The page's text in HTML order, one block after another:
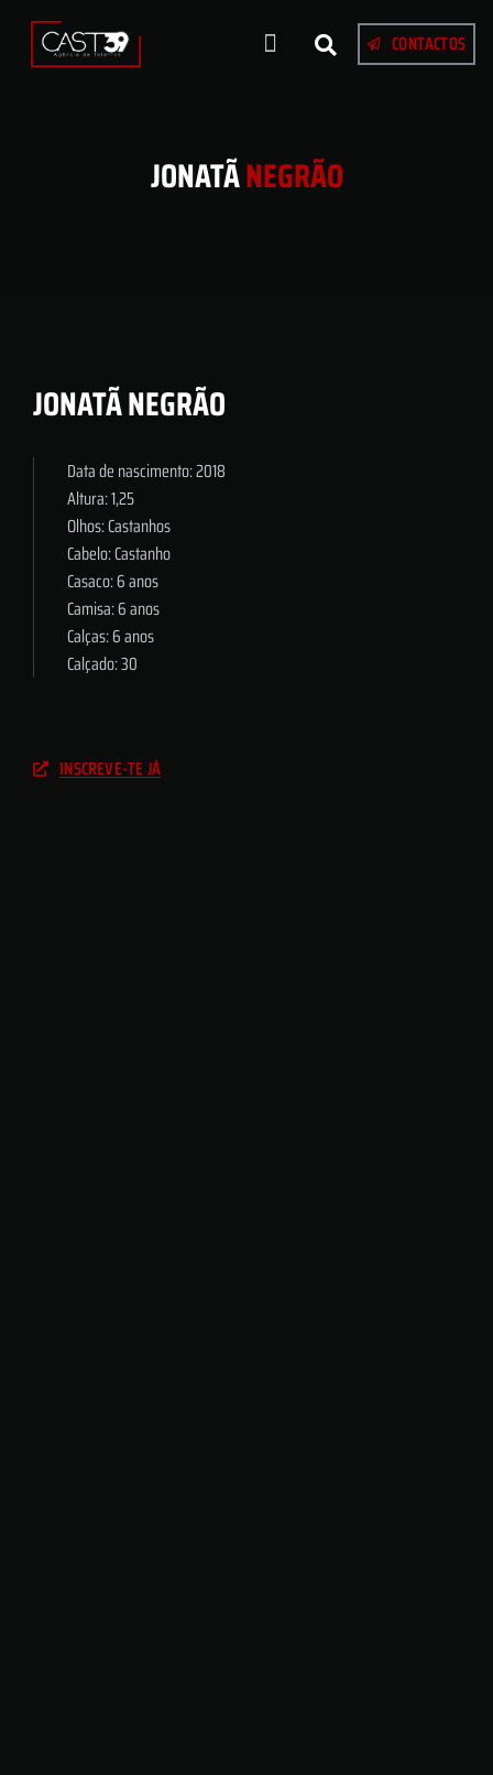
CONTACTOS
JONATÃNEGRÃO
JONATÃ NEGRÃO
Data de nascimento: 2018
Altura: 1,25
Olhos: Castanhos
Cabelo: Castanho
Casaco: 6 anos
Camisa: 6 anos
Calças: 6 anos
Calçado: 30
INSCREVE-TE JÁ